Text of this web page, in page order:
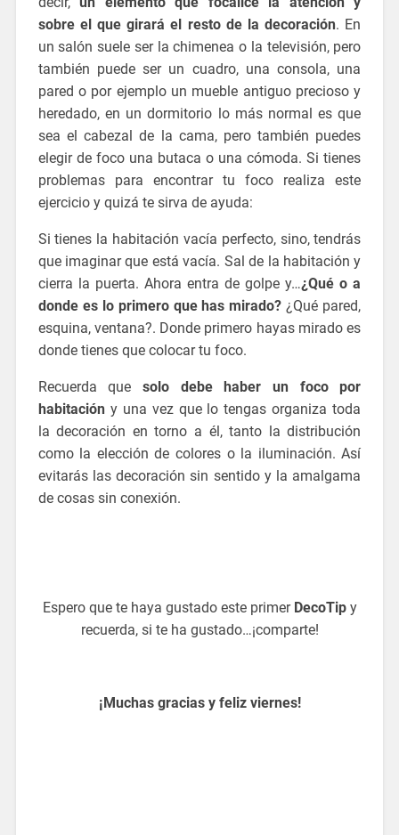
sobre el que girará el resto de la decoración. En
un salón suele ser la chimenea o la televisión, pero
también puede ser un cuadro, una consola, una
pared o por ejemplo un mueble antiguo precioso y
heredado, en un dormitorio lo más normal es que
sea el cabezal de la cama, pero también puedes
elegir de foco una butaca o una cómoda. Si tienes
problemas para encontrar tu foco realiza este
ejercicio y quizá te sirva de ayuda:
Si tienes la habitación vacía perfecto, sino, tendrás
que imaginar que está vacía. Sal de la habitación y
cierra la puerta. Ahora entra de golpe y…¿Qué o a
donde es lo primero que has mirado? ¿Qué pared,
esquina, ventana?. Donde primero hayas mirado es
donde tienes que colocar tu foco.
Recuerda que solo debe haber un foco por
habitacióny una vez que lo tengas organiza toda
la decoración en torno a él, tanto la distribución
como la elección de colores o la iluminación. Así
evitarás las decoración sin sentido y la amalgama
de cosas sin conexión.
Espero que te haya gustado este primer DecoTipy
recuerda, si te ha gustado…¡comparte!
¡Muchas gracias y feliz viernes!